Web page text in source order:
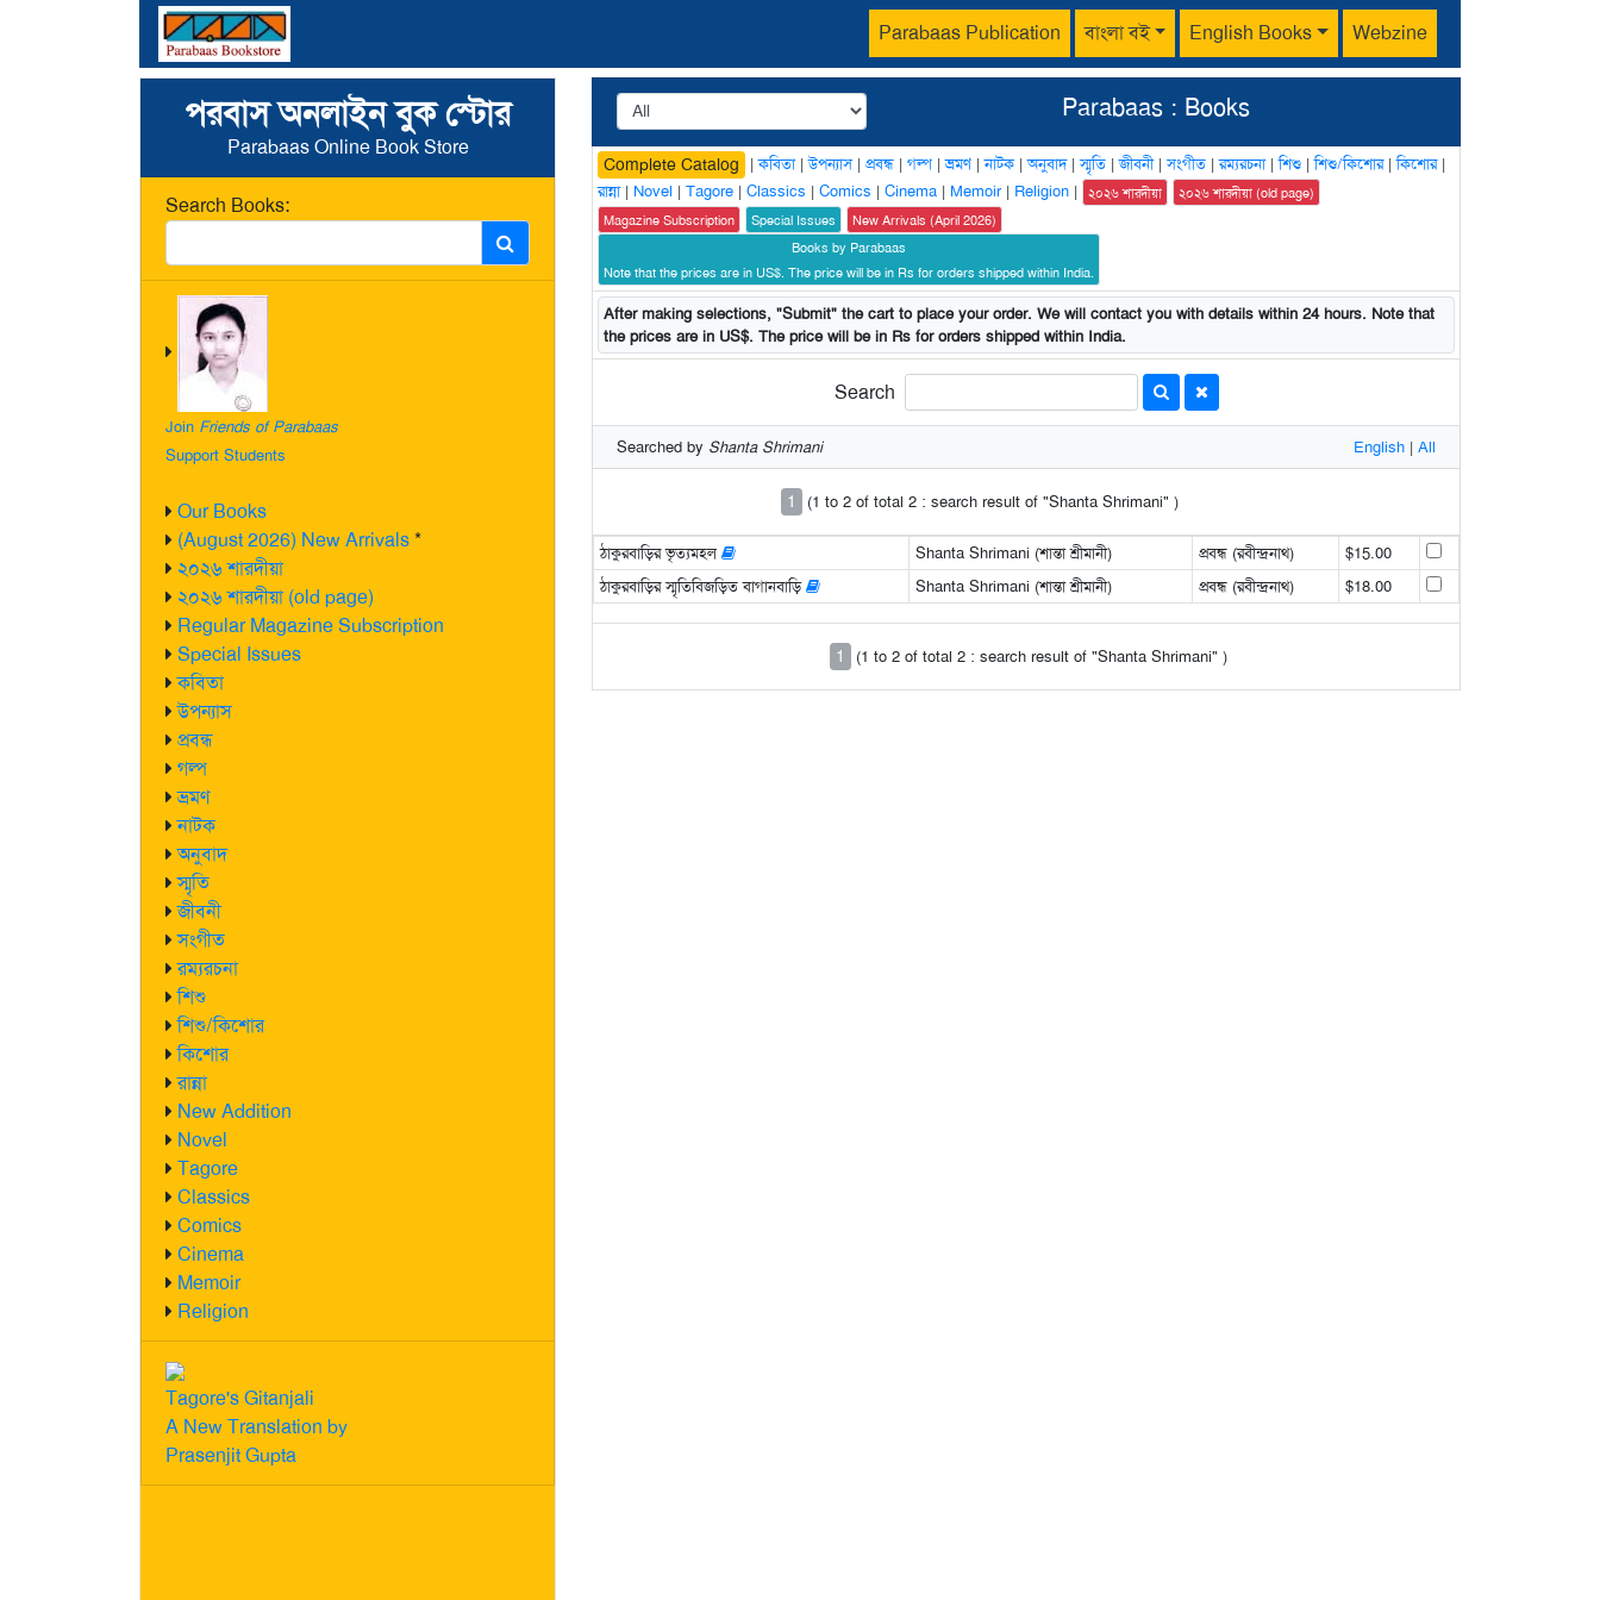
Parabaas Publication বাংলা বই English Books Webzine
পরবাস অনলাইন বুক স্টোর
Parabaas Online Book Store
Search Books:
Join Friends of Parabaas
Support Students
Our Books
(August 2026) New Arrivals*
২০২৬ শারদীয়া
২০২৬ শারদীয়া (old page)
Regular Magazine Subscription
Special Issues
কবিতা
উপন্যাস
প্রবন্ধ
গল্প
ভ্রমণ
নাটক
অনুবাদ
স্মৃতি
জীবনী
সংগীত
রম্যরচনা
শিশু
শিশু/কিশোর
কিশোর
রান্না
New Addition
Novel
Tagore
Classics
Comics
Cinema
Memoir
Religion
Tagore's Gitanjali
A New Translation by
Prasenjit Gupta
Parabaas : Books
Complete Catalog |কবিতা|উপন্যাস| প্রবন্ধ | গল্প |ভ্রমণ|নাটক |অনুবাদ|স্মৃতি |জীবনী|সংগীত |রম্যরচনা|শিশু |শিশু/কিশোর|কিশোর|
রান্না| Novel | Tagore | Classics | Comics | Cinema | Memoir| Religion | ২০২৬ শারদীয়া
২০২৬ শারদীয়া (old page)
Magazine Subscription
Special Issues
New Arrivals (April 2026)
Books by Parabaas
Note that the prices are in US$. The price will be in Rs for orders shipped within India.
After making selections, "Submit" the cart to place your order. We will contact you with details within 24 hours. Note that
the prices are in US$. The price will be in Rs for orders shipped within India.
Search
Searched by Shanta Shrimani English | All
1 (1 to 2 of total 2 : search result of "Shanta Shrimani" )
ঠাকুরবাড়ির ভৃত্যমহল Shanta Shrimani (শান্তা শ্রীমানী) প্রবন্ধ (রবীন্দ্রনাথ)
$15.00
ঠাকুরবাড়ির স্মৃতিবিজড়িত বাগানবাড়ি
Shanta Shrimani (শান্তা শ্রীমানী) প্রবন্ধ (রবীন্দ্রনাথ) $18.00
1 (1 to 2 of total 2 : search result of "Shanta Shrimani" )